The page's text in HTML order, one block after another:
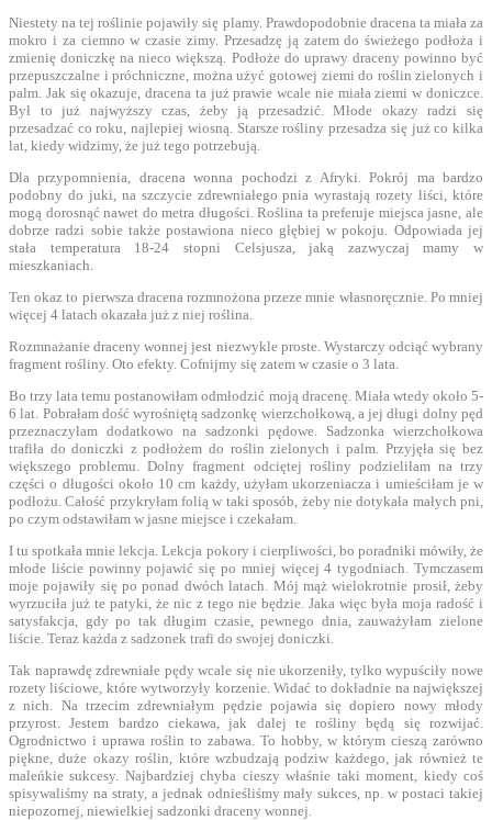
Niestety na tej roślinie pojawiły się plamy. Prawdopodobnie dracena ta miała za
mokro i za ciemno w czasie zimy. Przesadzę ją zatem do świeżego podłoża i
zmienię doniczkę na nieco większą. Podłoże do uprawy draceny powinno być
przepuszczalne i próchniczne, można użyć gotowej ziemi do roślin zielonych i
palm. Jak się okazuje, dracena ta już prawie wcale nie miała ziemi w doniczce.
Był to już najwyższy czas, żeby ją przesadzić. Młode okazy radzi się
przesadzać co roku, najlepiej wiosną. Starsze rośliny przesadza się już co kilka
lat, kiedy widzimy, że już tego potrzebują.
Dla przypomnienia, dracena wonna pochodzi z Afryki. Pokrój ma bardzo
podobny do juki, na szczycie zdrewniałego pnia wyrastają rozety liści, które
mogą dorosnąć nawet do metra długości. Roślina ta preferuje miejsca jasne, ale
dobrze radzi sobie także postawiona nieco głębiej w pokoju. Odpowiada jej
stała temperatura 18-24 stopni Celsjusza, jaką zazwyczaj mamy w
mieszkaniach.
Ten okaz to pierwsza dracena rozmnożona przeze mnie własnoręcznie. Po mniej
więcej 4 latach okazała już z niej roślina.
Rozmnażanie draceny wonnej jest niezwykle proste. Wystarczy odciąć wybrany
fragment rośliny. Oto efekty. Cofnijmy się zatem w czasie o 3 lata.
Bo trzy lata temu postanowiłam odmłodzić moją dracenę. Miała wtedy około 5-
6 lat. Pobrałam dość wyrośniętą sadzonkę wierzchołkową, a jej długi dolny pęd
przeznaczyłam dodatkowo na sadzonki pędowe. Sadzonka wierzchołkowa
trafiła do doniczki z podłożem do roślin zielonych i palm. Przyjęła się bez
większego problemu. Dolny fragment odciętej rośliny podzieliłam na trzy
części o długości około 10 cm każdy, użyłam ukorzeniacza i umieściłam je w
podłożu. Całość przykryłam folią w taki sposób, żeby nie dotykała małych pni,
po czym odstawiłam w jasne miejsce i czekałam.
I tu spotkała mnie lekcja. Lekcja pokory i cierpliwości, bo poradniki mówiły, że
młode liście powinny pojawić się po mniej więcej 4 tygodniach. Tymczasem
moje pojawiły się po ponad dwóch latach. Mój mąż wielokrotnie prosił, żeby
wyrzuciła już te patyki, że nic z tego nie będzie. Jaka więc była moja radość i
satysfakcja, gdy po tak długim czasie, pewnego dnia, zauważyłam zielone
liście. Teraz każda z sadzonek trafi do swojej doniczki.
Tak naprawdę zdrewniałe pędy wcale się nie ukorzeniły, tylko wypuściły nowe
rozety liściowe, które wytworzyły korzenie. Widać to dokładnie na największej
z nich. Na trzecim zdrewniałym pędzie pojawia się dopiero nowy młody
przyrost. Jestem bardzo ciekawa, jak dalej te rośliny będą się rozwijać.
Ogrodnictwo i uprawa roślin to zabawa. To hobby, w którym cieszą zarówno
piękne, duże okazy roślin, które wzbudzają podziw każdego, jak również te
maleńkie sukcesy. Najbardziej chyba cieszy właśnie taki moment, kiedy coś
spisywaliśmy na straty, a jednak odnieśliśmy mały sukces, np. w postaci takiej
niepozornej, niewielkiej sadzonki draceny wonnej.